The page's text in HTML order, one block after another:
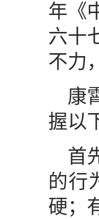
年《
六十
不力
康
握以
首
的行
硬；